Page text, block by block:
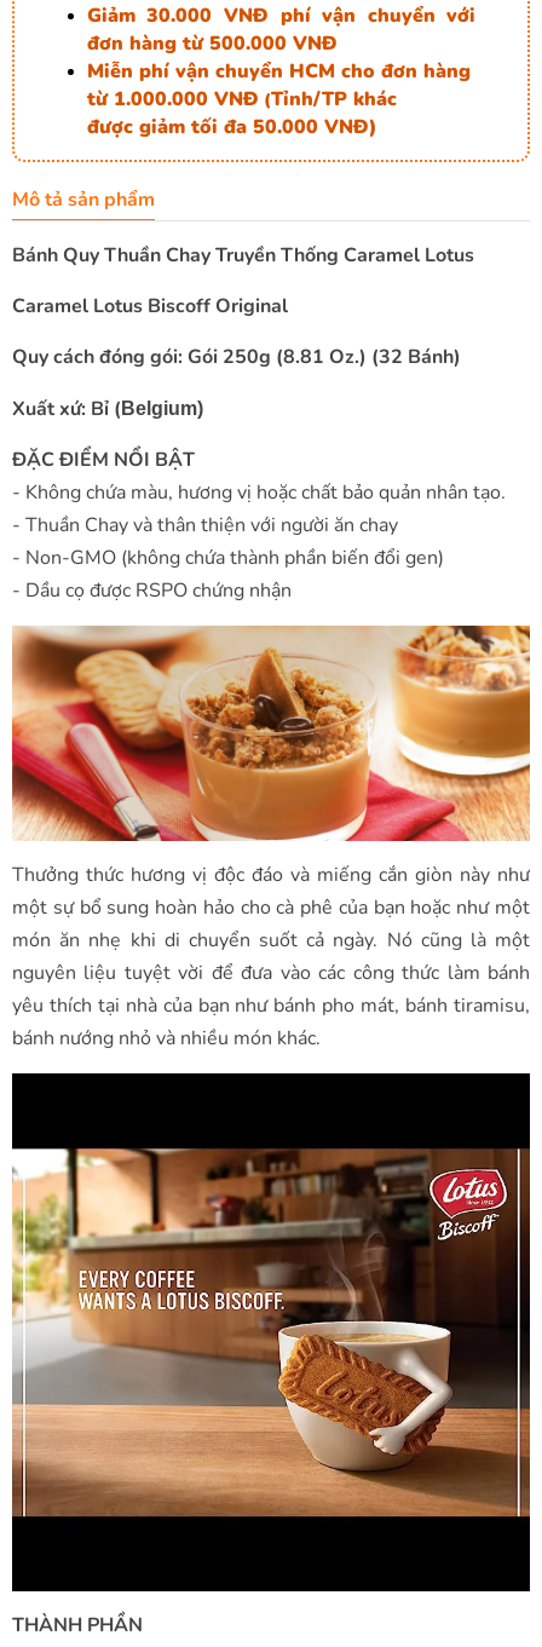
Giảm 30.000 VNĐ phí vận chuyển với
đơn hàng từ 500.000 VNĐ
Miễn phí vận chuyển HCM cho đơn hàng
từ 1.000.000 VNĐ (Tỉnh/TP khác
được giảm tối đa 50.000 VNĐ)
Mô tả sản phẩm
Bánh Quy Thuần Chay Truyền Thống Caramel Lotus
Caramel Lotus Biscoff Original
Quy cách đóng gói: Gói 250g (8.81 Oz.) (32 Bánh)
Xuất xứ: Bỉ ( Belgium)
ĐẶC ĐIỂM NỔI BẬT
- Không chứa màu, hương vị hoặc chất bảo quản nhân tạo.
- Thuần Chay và thân thiện với người ăn chay
- Non-GMO (không chứa thành phần biến đổi gen)
- Dầu cọ được RSPO chứng nhận
Thưởng thức hương vị độc đáo và miếng cắn giòn này như
một sự bổ sung hoàn hảo cho cà phê của bạn hoặc như một
món ăn nhẹ khi di chuyển suốt cả ngày. Nó cũng là một
nguyên liệu tuyệt vời để đưa vào các công thức làm bánh
yêu thích tại nhà của bạn như bánh pho mát, bánh tiramisu,
bánh nướng nhỏ và nhiều món khác.
THÀNH PHẦN